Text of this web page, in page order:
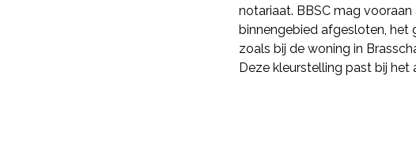
notariaat. BBSC mag
binnengebied afgesloten, het
zoals bij de woning in
Deze kleurstelling past bij